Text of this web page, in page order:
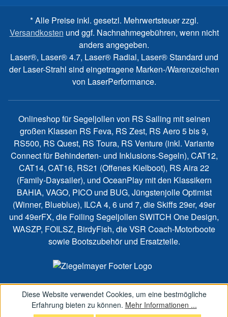
* Alle Preise inkl. gesetzl. Mehrwertsteuer zzgl.
Versandkosten und ggf. Nachnahmegebühren, wenn nicht
anders angegeben.
Laser®, Laser® 4.7, Laser® Radial, Laser® Standard und
der Laser-Strahl sind eingetragene Marken-/Warenzeichen
von LaserPerformance.
Onlineshop für Segeljollen von RS Sailing mit seinen
großen Klassen RS Feva, RS Zest, RS Aero 5 bis 9,
RS500, RS Quest, RS Toura, RS Venture (inkl. Variante
Connect für Behinderten- und Inklusions-Segeln), CAT12,
CAT14, CAT16, RS21 (Offenes Kielboot), RS Aira 22
(Family-Daysailer), und OceanPlay mit den Klassikern
BAHIA, VAGO, PICO und BUG, Jüngstenjolle Optimist
(Winner, Blueblue), ILCA 4, 6 und 7, die Skiffs 29er, 49er
und 49erFX, die Foiling Segeljollen SWITCH One Design,
WASZP, FOILSZ, BirdyFish, die VSR Coach-Motorboote
sowie Bootszubehör und Ersatzteile.
Diese Website verwendet Cookies, um eine bestmögliche
Erfahrung bieten zu können. Mehr Informationen ...